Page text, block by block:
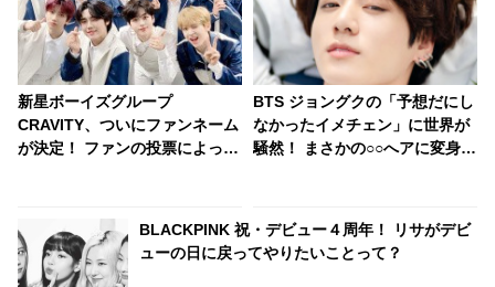
新星ボーイズグループ
CRAVITY、ついにファンネーム
が決定！ ファンの投票によって
BTS ジョングクの「予想だにし
なかったイメチェン」に世界が
騒然！ まさかの○○へアに変身し
た美貌に驚きを隠せない声殺到
BLACKPINK 祝・デビュー４周年！ リサがデビ
ューの日に戻ってやりたいことって？